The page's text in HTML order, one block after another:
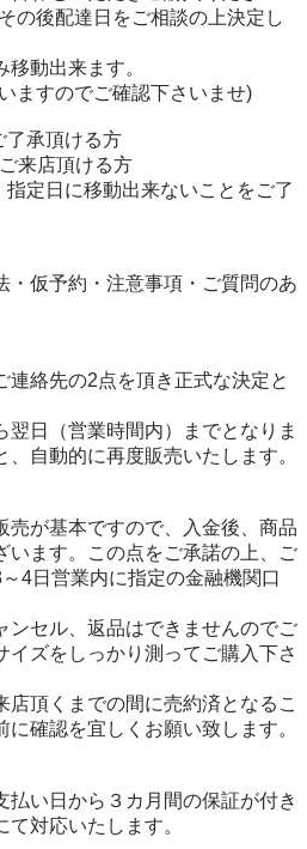
の後配達日をご相談の上決定し
移動出来ます。
ますのでご確認下さいませ)
了承頂ける方
来店頂ける方
定日に移動出来ないことをご了
仮予約・注意事項・ご質問のあ
絡先の2点を頂き正式な決定と
翌日（営業時間内）までとなりま
自動的に再度販売いたします。
売が基本ですので、入金後、商品
います。この点をご承諾の上、ご
4日営業内に指定の金融機関口
ンセル、返品はできませんのでご
イズをしっかり測ってご購入下さ
店頂くまでの間に売約済となるこ
確認を宜しくお願い致します。
払い日から３カ月間の保証が付き
対応いたします。